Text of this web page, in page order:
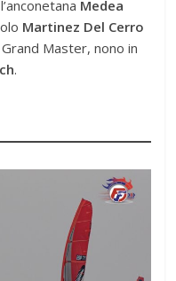
l’anconetana Medea
Martinez Del Cerro
Master, nono in
.